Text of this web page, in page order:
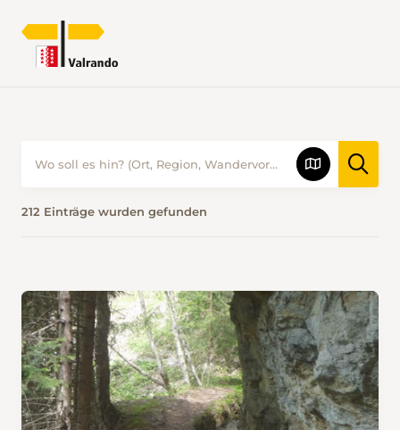
212 Einträge wurden gefunden